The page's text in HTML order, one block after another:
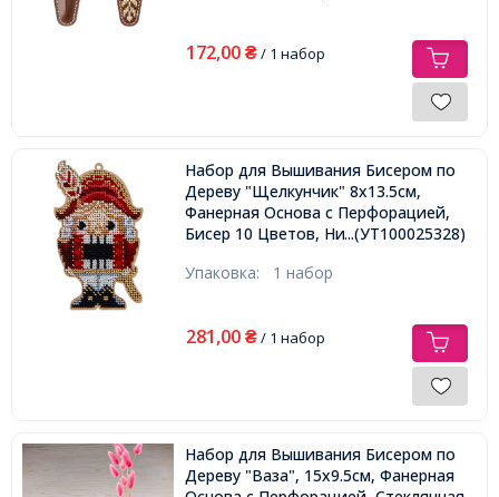
172,00 ₴/ 1 набор
Набор для Вышивания Бисером по
Дереву "Щелкунчик" 8х13.5см,
Фанерная Основа с Перфорацией,
Бисер 10 Цветов, Нить, Иглы, Фетр.
...(УТ100025328)
Упаковка: 1 набор
281,00 ₴/ 1 набор
Набор для Вышивания Бисером по
Дереву "Ваза", 15x9.5см, Фанерная